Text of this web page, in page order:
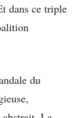
dans ce triple
du